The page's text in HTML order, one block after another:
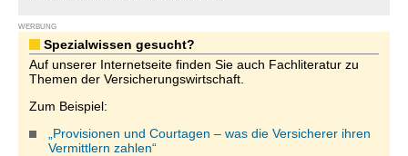
WERBUNG
Spezialwissen gesucht?
Auf unserer Internetseite finden Sie auch Fachliteratur zu
Themen der Versicherungswirtschaft.
Zum Beispiel:
„Provisionen und Courtagen – was die Versicherer ihren
Vermittlern zahlen“